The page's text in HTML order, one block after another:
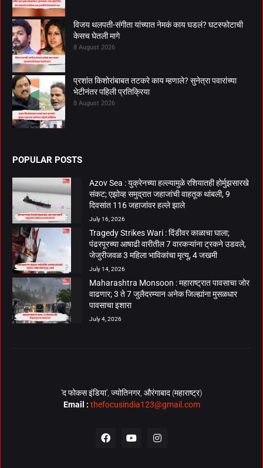
विजय थलपती-संगीता यांच्यात नेमकं काय घडलं? घटस्फोटाची
केसच घेतली मागे
8 August 2026
प्रशांत किशोरांबाबत तटकरे काय म्हणाले? सुनेत्रा पवारांच्या
भेटीनंतर पहिली प्रतिक्रिया
8 August 2026
POPULAR POSTS
Azov Sea : युक्रेनच्या हल्ल्यामुळे रशियातही होर्मुझसारखे
संकट; एझोव्ह समुद्रात जहाजांची वाहतूक थांबली, 9
दिवसांत 116 जहाजांवर हल्ले झाले
July 16, 2026
Tragedy Strikes Wari : दिंडीवर काळाचा घाला;
पंढरपूरच्या आषाढी वारीतील 7 वारकऱ्यांना ट्रकने उडवले,
जेजुरीजवळ 3 महिला भाविकांचा मृत्यू, 4 जखमी
July 14, 2026
Maharashtra Monsoon : महाराष्ट्रात पावसाचा जोर
वाढणार; 3 ते 7 जुलैदरम्यान अनेक जिल्ह्यांना मुसळधार
पावसाचा इशारा
July 4, 2026
‘द फोकस इंडिया’, ज्योतिनगर, औरंगाबाद (महाराष्ट्र)
Email : thefocusindia123@gmail.com